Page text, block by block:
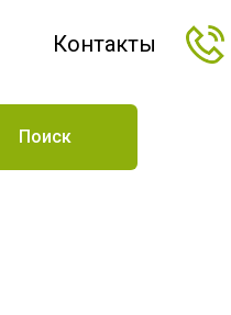
Контакты
Поиск